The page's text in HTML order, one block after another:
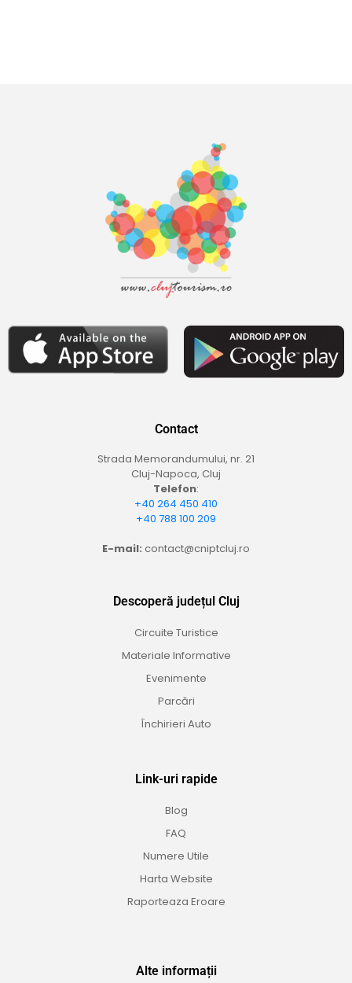
Contact
Strada Memorandumului, nr. 21
Cluj-Napoca, Cluj
Telefon:
+40 264 450 410
+40 788 100 209
E-mail: contact@cniptcluj.ro
Descoperă județul Cluj
Circuite Turistice
Materiale Informative
Evenimente
Parcări
Închirieri Auto
Link-uri rapide
Blog
FAQ
Numere Utile
Harta Website
Raporteaza Eroare
Alte informații